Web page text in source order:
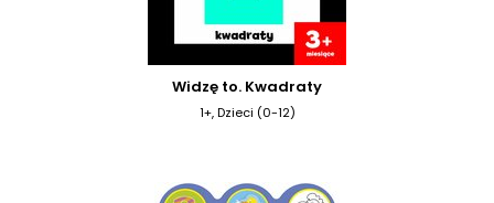
Widzę to. Kwadraty
1+, Dzieci (0-12)